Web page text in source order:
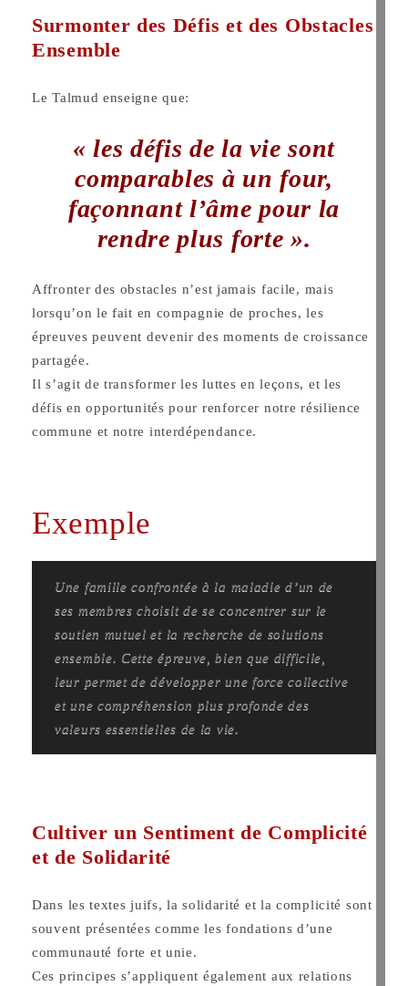
Surmonter des Défis et des Obstacles
Ensemble
Le Talmud enseigne que:
« les défis de la vie sont
comparables à un four,
façonnant l’âme pour la
rendre plus forte ».
Affronter des obstacles n’est jamais facile, mais
lorsqu’on le fait en compagnie de proches, les
épreuves peuvent devenir des moments de croissance
partagée.
Il s’agit de transformer les luttes en leçons, et les
défis en opportunités pour renforcer notre résilience
commune et notre interdépendance.
Exemple
Une famille confrontée à la maladie d’un de
ses membres choisit de se concentrer sur le
soutien mutuel et la recherche de solutions
ensemble. Cette épreuve, bien que difficile,
leur permet de développer une force collective
et une compréhension plus profonde des
valeurs essentielles de la vie.
Cultiver un Sentiment de Complicité
et de Solidarité
Dans les textes juifs, la solidarité et la complicité sont
souvent présentées comme les fondations d’une
communauté forte et unie.
Ces principes s’appliquent également aux relations